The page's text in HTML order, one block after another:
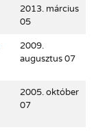
2013. március
05
2009.
augusztus 07
2005. október
07